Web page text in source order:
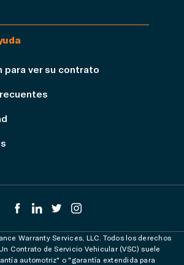
para ver su contrato
Warranty Services, LLC. Todos los derechos
Contrato de Servicio Vehicular (VSC) suele
automotriz" o "garantía extendida para